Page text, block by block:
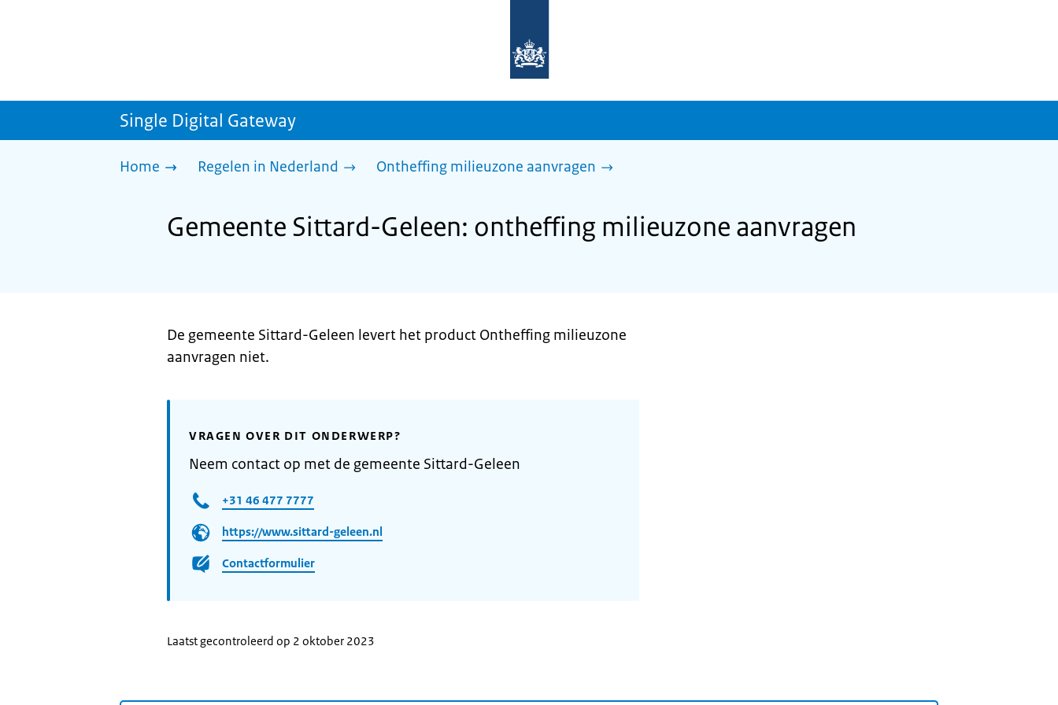
homepage
sdg.rijksoverheid.nl
Single Digital Gateway
Home Regelen in Nederland Ontheffing milieuzone aanvragen
Gemeente Sittard-Geleen: ontheffing milieuzone aanvragen
De gemeente Sittard-Geleen levert het product Ontheffing milieuzone
aanvragen niet.
VRAGEN OVER DIT ONDERWERP?
Neem contact op met de gemeente Sittard-Geleen
+31 46 477 7777
https://www.sittard-geleen.nl
Contactformulier
Laatst gecontroleerd op 2 oktober 2023